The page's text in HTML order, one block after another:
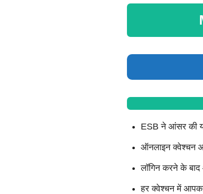
ESB ने आंसर की
ऑनलाइन क्वेश्चन
लॉगिन करने के
हर क्वेश्चन में